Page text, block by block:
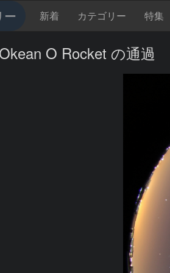
ー 新着 カテゴリー 特集
Okean O Rocket の通過